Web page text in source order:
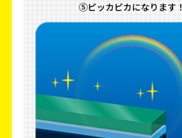
⑤ピッカピカになります！